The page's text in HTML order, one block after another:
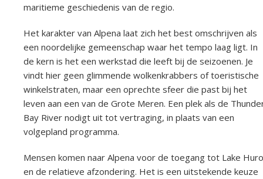
maritieme geschiedenis van de regio.
Het karakter van Alpena laat zich het best omschrijven als
een noordelijke gemeenschap waar het tempo laag ligt. In
de kern is het een werkstad die leeft bij de seizoenen. Je
vindt hier geen glimmende wolkenkrabbers of toeristische
winkelstraten, maar een oprechte sfeer die past bij het
leven aan een van de Grote Meren. Een plek als de
Bay River nodigt uit tot vertraging, in plaats van een
volgepland programma.
Mensen komen naar Alpena voor de toegang tot Lake
en de relatieve afzondering. Het is een uitstekende keuze